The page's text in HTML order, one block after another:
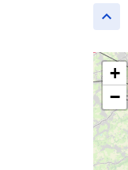
keyboard_arrow_up
+
−